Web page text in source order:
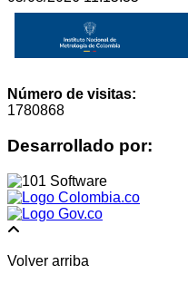
Número de visitas:
1780868
Desarrollado por:
Volver arriba